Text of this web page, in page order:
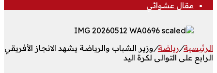
مقال عشوائي
الرئيسية/رياضة/وزير الشباب والرياضة يشهد الانجاز الأفريقي
الرابع على التوالى لكرة اليد